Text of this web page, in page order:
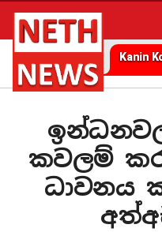
Kanin
කවලම්
ධාවනය